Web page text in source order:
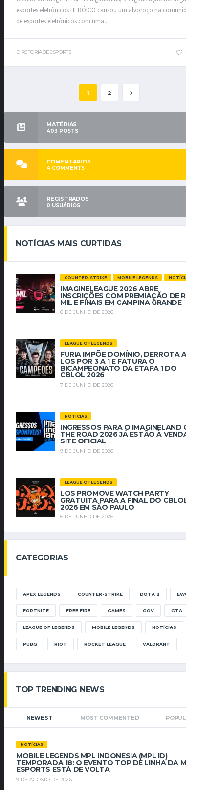
esportes eletrônicos HERÓICO causou um alvoroço na comunidade
de esportes eletrônicos com uma...
DIRETORIADEESPORTS 4
1 2
MATÉRIAS
403 POSTS
COMENTÁRIOS
4 COMMENTS
REGISTRADOS
0 USUÁRIOS
NOTÍCIAS MAIS CURTIDAS
COUNTER-STRIKE MOBILE LEGENDS NOTÍCIAS
IMAGINELEAGUE 2026 ABRE
INSCRIÇÕES COM PREMIAÇÃO DE R$ 112
MIL E FINAIS EM CAMPINA GRANDE
6 DE JUNHO DE 2026
LEAGUE OF LEGENDS
FURIA IMPÕE DOMÍNIO, DERROTA A
LOS POR 3 A 1 E FATURA O
BICAMPEONATO DA ETAPA 1 DO
CBLOL 2026
7 DE JUNHO DE 2026
NOTÍCIAS
INGRESSOS PARA O IMAGINELAND ON
THE ROAD 2026 JÁ ESTÃO À VENDA NO
SITE OFICIAL
9 DE JUNHO DE 2026
LEAGUE OF LEGENDS
LOS PROMOVE WATCH PARTY
GRATUITA PARA A FINAL DO CBLOL
2026 EM SÃO PAULO
6 DE JUNHO DE 2026
CATEGORIAS
APEX LEGENDS COUNTER-STRIKE DOTA 2 EWC
FORTNITE FREE FIRE GAMES GOV GTA
LEAGUE OF LEGENDS MOBILE LEGENDS NOTÍCIAS
PUBG RIOT ROCKET LEAGUE VALORANT
TOP TRENDING NEWS
NEWEST MOST COMMENTED POPULAR
NOTÍCIAS
MOBILE LEGENDS MPL INDONESIA (MPL ID)
TEMPORADA 18: O EVENTO TOP DE LINHA DA MLBB
ESPORTS ESTÁ DE VOLTA
9 DE AGOSTO DE 2026